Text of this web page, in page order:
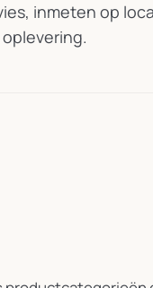
inmeten op